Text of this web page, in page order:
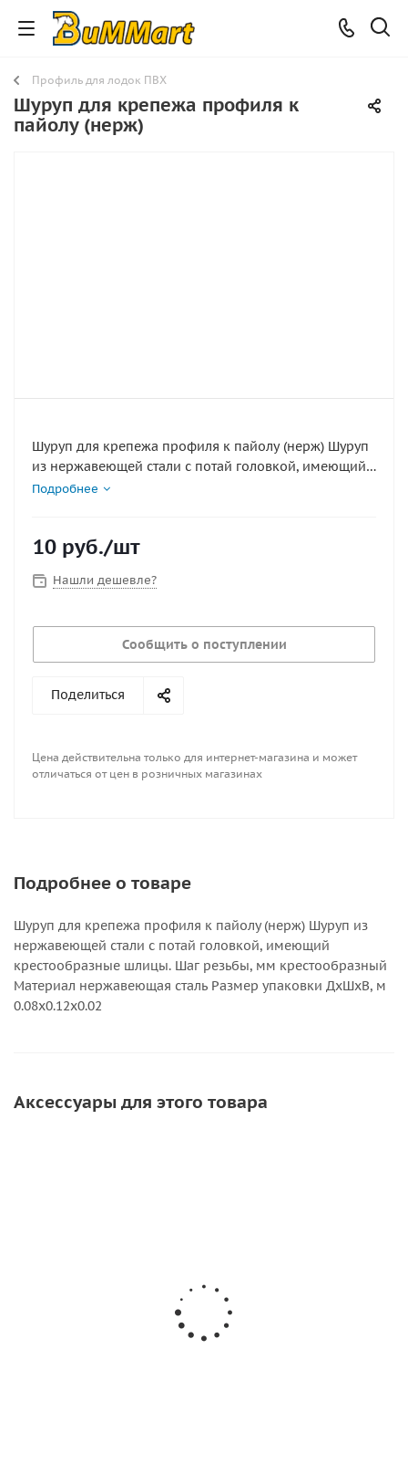
Профиль для лодок ПВХ
Шуруп для крепежа профиля к
пайолу (нерж)
Шуруп для крепежа профиля к пайолу (нерж) Шуруп
из нержавеющей стали с потай головкой, имеющий
крестообразные шлицы. Шаг резьбы, мм
Подробнее
10 руб./шт
Нашли дешевле?
Сообщить о поступлении
Поделиться
Цена действительна только для интернет-магазина и может
отличаться от цен в розничных магазинах
Подробнее о товаре
Шуруп для крепежа профиля к пайолу (нерж) Шуруп из
нержавеющей стали с потай головкой, имеющий
крестообразные шлицы. Шаг резьбы, мм крестообразный
Материал нержавеющая сталь Размер упаковки ДхШхВ, м
0.08x0.12x0.02
Аксессуары для этого товара
Фанера для пайол 9мм Фанера для пайол 12мм